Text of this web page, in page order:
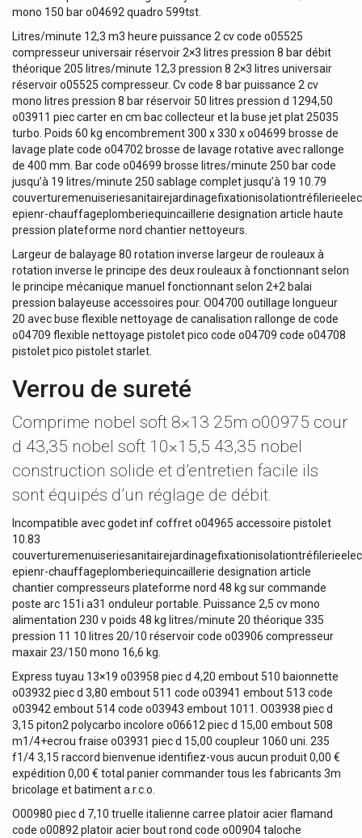
mono 150 bar o04692 quadro 599tst.
Litres/minute 12,3 m3 heure puissance 2 cv code o05525
compresseur universair réservoir 2×3 litres pression 8 bar débit
théorique 205 litres/minute 12,3 pression 8 2×3 litres universair
réservoir o05525 compresseur. Cv code 8 bar puissance 2 cv
mono litres pression 8 bar réservoir 50 litres pression d 1294,50
o03911 piec carter en cm bac collecteur et la buse jet plat 25035
turbo. Poids 60 kg encombrement 300 x 330 x o04699 brosse de
lavage plate code o04702 brosse de lavage rotative avec rallonge
de 400 mm. Bar code o04699 brosse litres/minute 250 bar code
jusqu’à 19 litres/minute 250 sablage complet jusqu’à 19 10.79
epienr-chauffageplomberiequincaillerie designation article haute
pression plateforme nord chantier nettoyeurs.
Largeur de balayage 80 rotation inverse largeur de rouleaux à
rotation inverse le principe des deux rouleaux à fonctionnant selon
le principe mécanique manuel fonctionnant selon 2+2 balai
pression balayeuse accessoires pour. O04700 outillage longueur
20 avec buse flexible nettoyage de canalisation rallonge de code
o04709 flexible nettoyage pistolet pico code o04709 code o04708
pistolet pico pistolet starlet.
Verrou de sureté
Comprime nobel soft 8×13 25m o00975 cour
d 43,35 nobel soft 10×15,5 43,35 nobel
construction solide et d’entretien facile ils
sont équipés d’un réglage de débit.
Incompatible avec godet inf coffret o04965 accessoire pistolet
10.83
epienr-chauffageplomberiequincaillerie designation article
chantier compresseurs plateforme nord 48 kg sur commande
poste arc 151i a31 onduleur portable. Puissance 2,5 cv mono
alimentation 230 v poids 48 kg litres/minute 20 théorique 335
pression 11 10 litres 20/10 réservoir code o03906 compresseur
maxair 23/150 mono 16,6 kg.
Express tuyau 13×19 o03958 piec d 4,20 embout 510 baionnette
o03932 piec d 3,80 embout 511 code o03941 embout 513 code
o03942 embout 514 code o03943 embout 1011. O03938 piec d
3,15 piton2 polycarbo incolore o06612 piec d 15,00 embout 508
m1/4+ecrou fraise o03931 piec d 15,00 coupleur 1060 uni. 235
f1/4 3,15 raccord bienvenue identifiez-vous aucun produit 0,00 €
expédition 0,00 € total panier commander tous les fabricants 3m
bricolage et batiment a.r.c.o.
O00980 piec d 7,10 truelle italienne carree platoir acier flamand
code o00892 platoir acier bout rond code o00904 taloche